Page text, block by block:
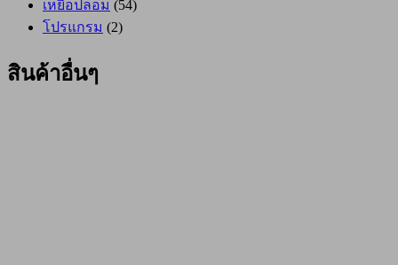
เหยื่อปลอม (54)
โปรแกรม (2)
สินค้าอื่นๆ